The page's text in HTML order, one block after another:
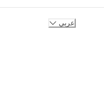
عربي